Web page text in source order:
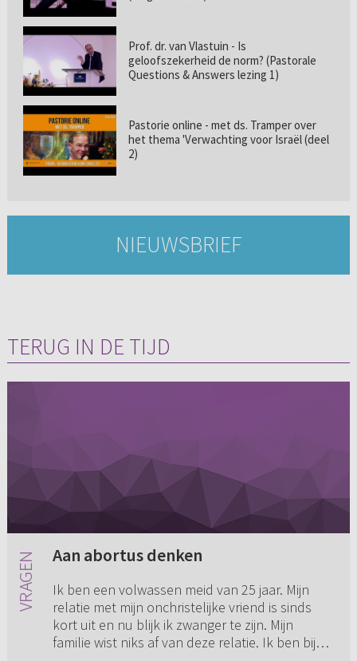
Prof. dr. van Vlastuin - Is
geloofszekerheid de norm? (Pastorale
Questions & Answers lezing 1)
Pastorie online - met ds. Tramper over
het thema 'Verwachting voor Israël (deel
2)
NIEUWSBRIEF
TERUG IN DE TIJD
Aan abortus denken
Ik ben een volwassen meid van 25 jaar. Mijn
relatie met mijn onchristelijke vriend is sinds
kort uit en nu blijk ik zwanger te zijn. Mijn
familie wist niks af van deze relatie. Ik ben bij